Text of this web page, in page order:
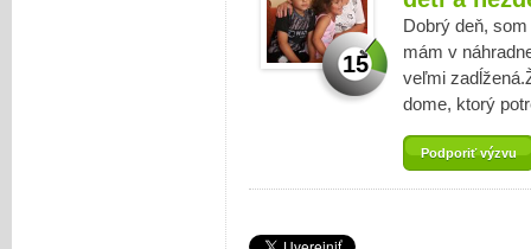
15
Dobrý deň,
mám v
veľmi
dome, ktorý
Podporiť výzvu